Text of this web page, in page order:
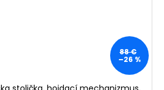
88 €
–26 %